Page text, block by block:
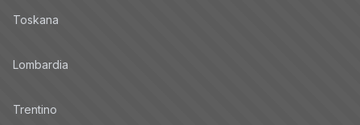
Toskana
Lombardia
Trentino